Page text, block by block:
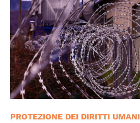
PROTEZIONE DEI DIRITTI UMANI